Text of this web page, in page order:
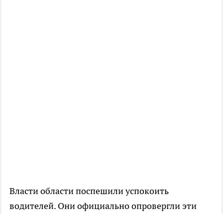
Власти области поспешили успокоить
водителей. Они официально опровергли эти